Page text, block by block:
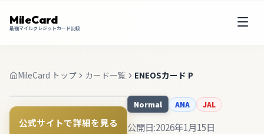
MileCard
最強マイルクレジットカード比較
MileCard トップ カード一覧 ENEOSカード P
公式サイトで詳細を見る
Normal ANA JAL
公開日:2026年1月15日